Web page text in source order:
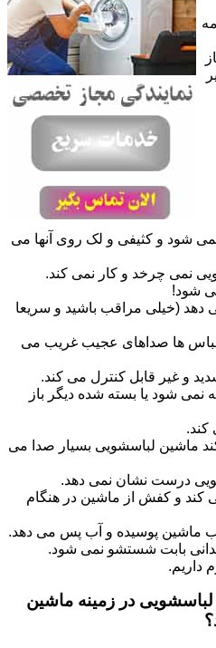
شود و کثیفی و لک روی آنها می
نمی چرخد و کار نمی کند.
شود!
(خیلی مراقب باشید و سریعا
ها صداهای عجیب غریب می
و غیر قابل کنترل می کند.
شود یا بسته شده دیگر باز
ماشین لباسشویی بسیار صدا می
درست نشان نمی دهد.
و کفش از ماشین در هنگام
ماشین پوسیده و آب پس می دهد.
بابت شستشو نمی شود.
داریم.
در زمینه ماشین